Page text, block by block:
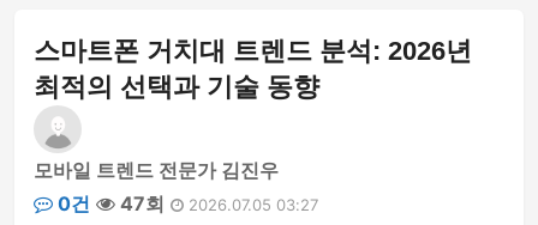
CD슬롯 & 송풍구거치대
대시보드 거치대
자바라거치대
스마트폰 거치대 트렌드 분석: 2026년
최적의 선택과 기술 동향
모바일 트렌드 전문가 김진우
0건
47회 2026.07.05 03:27